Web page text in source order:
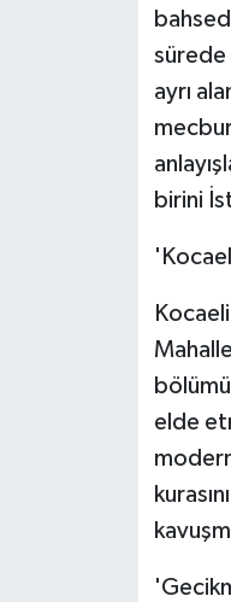
sürede
ayrı
birini
elde